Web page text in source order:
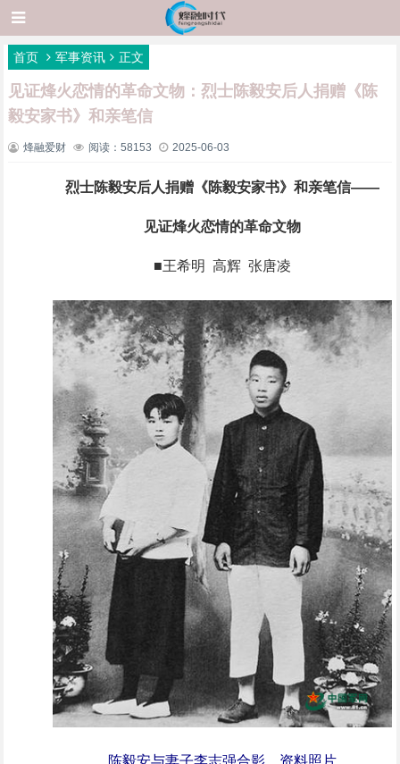
首页 军事资讯 正文
见证烽火恋情的革命文物：烈士陈毅安后人捐赠《陈
毅安家书》和亲笔信
烽融爱财 阅读：58153 2025-06-03
烈士陈毅安后人捐赠《陈毅安家书》和亲笔信——
见证烽火恋情的革命文物
■王希明 高辉 张唐凌